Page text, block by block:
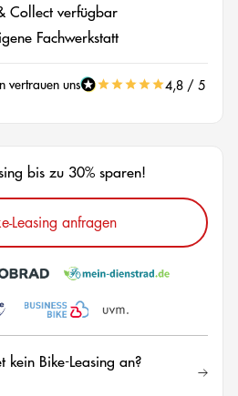
Collect verfügbar
Fachwerkstatt
vertrauen uns 4,8 / 5
bis zu 30% sparen!
Leasing anfragen
Bike-Leasing an?